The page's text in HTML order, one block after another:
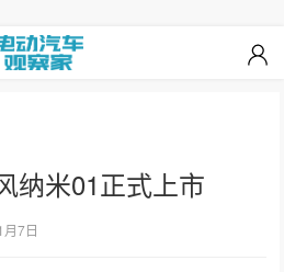
纳米01正式上市
7日